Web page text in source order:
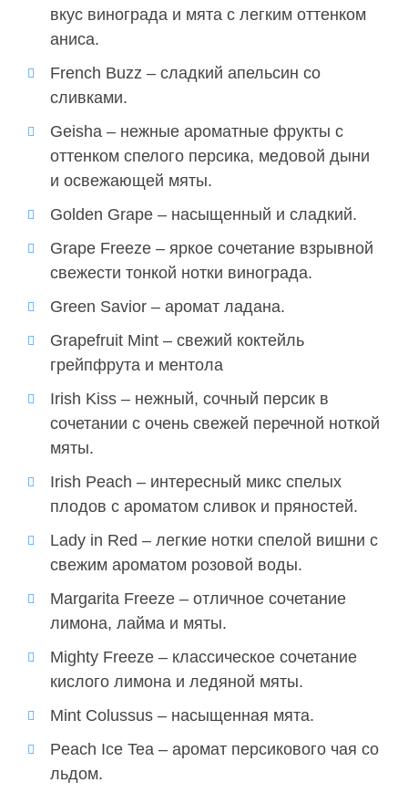
вкус винограда и мята с легким оттенком
аниса.
French Buzz – сладкий апельсин со
сливками.
Geisha – нежные ароматные фрукты с
оттенком спелого персика, медовой дыни
и освежающей мяты.
Golden Grape – насыщенный и сладкий.
Grape Freeze – яркое сочетание взрывной
свежести тонкой нотки винограда.
Green Savior – аромат ладана.
Grapefruit Mint – свежий коктейль
грейпфрута и ментола
Irish Kiss – нежный, сочный персик в
сочетании с очень свежей перечной ноткой
мяты.
Irish Peach – интересный микс спелых
плодов с ароматом сливок и пряностей.
Lady in Red – легкие нотки спелой вишни с
свежим ароматом розовой воды.
Margarita Freeze – отличное сочетание
лимона, лайма и мяты.
Mighty Freeze – классическое сочетание
кислого лимона и ледяной мяты.
Mint Colussus – насыщенная мята.
Peach Ice Tea – аромат персикового чая со
льдом.